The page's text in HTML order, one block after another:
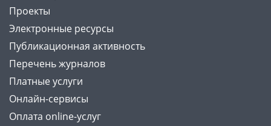
Проекты
Электронные ресурсы
Публикационная активность
Перечень журналов
Платные услуги
Онлайн-сервисы
Оплата online-услуг